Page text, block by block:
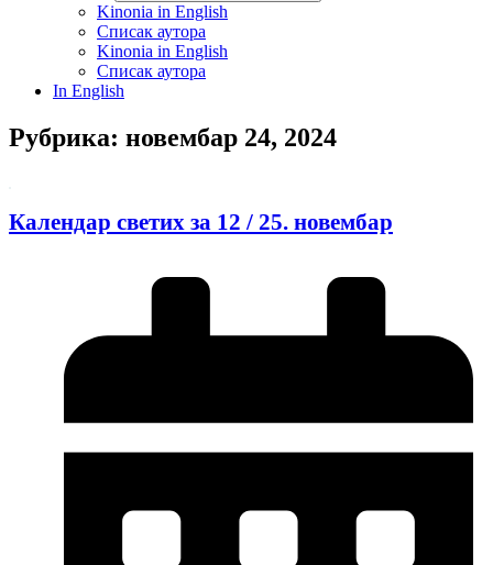
Kinonia in English
Списак аутора
Kinonia in English
Списак аутора
In English
Рубрика: новембар 24, 2024
Календар светих за 12 / 25. новембар